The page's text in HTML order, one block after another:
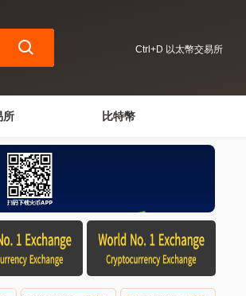
Ctrl+D 以太幣交易所
所 比特幣